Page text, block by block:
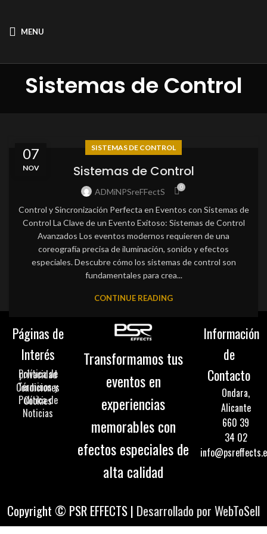
MENU
Sistemas de Control
07
NOV
SISTEMAS DE CONTROL
Sistemas de Control
ADMiNPSreFFectS 0
Control y Sincronización Perfecta en Eventos con Sistemas de
Control La Clave de un Evento Exitoso: Sistemas de Control
Avanzados Los eventos modernos requieren de una
coreografía precisa de iluminación, sonido y efectos
especiales. Descubre cómo los sistemas de control son
fundamentales para crea...
CONTINUE READING
Páginas de
Interés
Política de privacidad
Términos y Condiciones
Política de Cookies
Noticias
Transformamos tus
eventos en
experiencias
memorables con
efectos especiales de
alta calidad
Información
de
Contacto
Ondara,
Alicante
660 39
34 02
Copyright © PSR EFFECTS | Desarrollado por WebToSell